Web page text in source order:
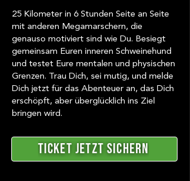
25 Kilometer in 6 Stunden Seite an Seite
mit anderen Megamarschern, die
genauso motiviert sind wie Du. Besiegt
gemeinsam Euren inneren Schweinehund
und testet Eure mentalen und physischen
Grenzen. Trau Dich, sei mutig, und melde
Dich jetzt für das Abenteuer an, das Dich
erschöpft, aber überglücklich ins Ziel
bringen wird.
Ticket jetzt sichern